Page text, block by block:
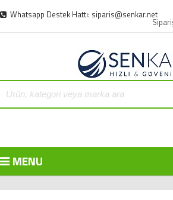
Whatsapp Destek Hattı: siparis@senkar.net
MENU